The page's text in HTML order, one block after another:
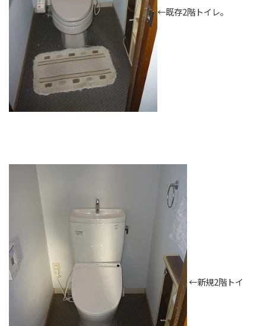
←既存2階トイレ。
←新規2階トイ